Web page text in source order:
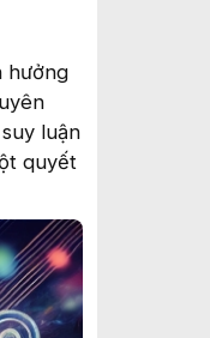
hưởng
luận
quyết